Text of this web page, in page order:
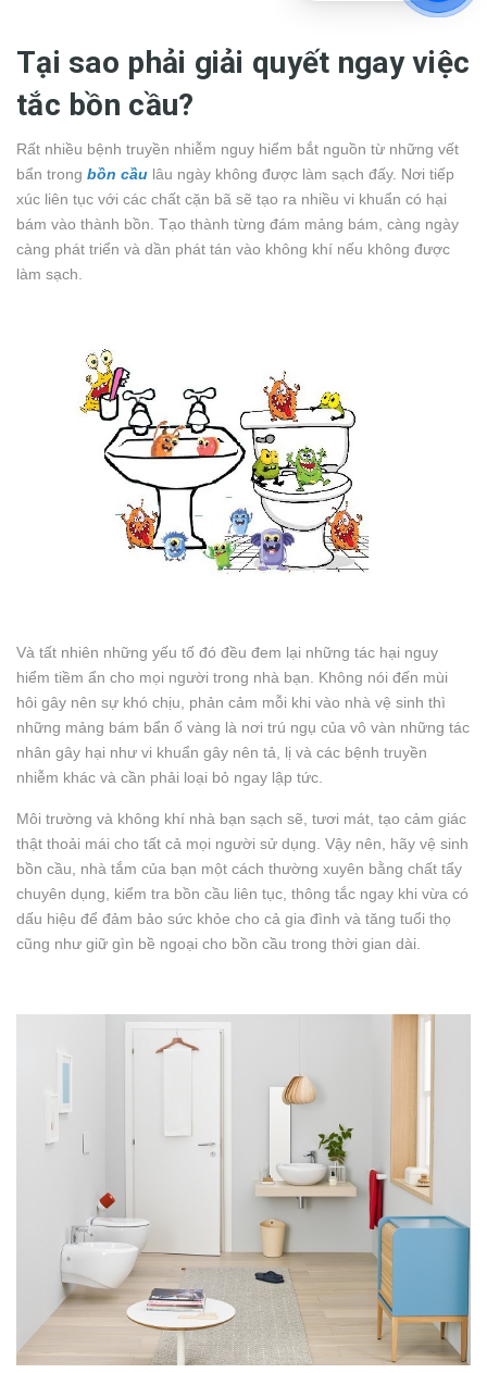
Tại sao phải giải quyết ngay việc
tắc bồn cầu?
Rất nhiều bệnh truyền nhiễm nguy hiểm bắt nguồn từ những vết
bẩn trong bồn cầu lâu ngày không được làm sạch đấy. Nơi tiếp
xúc liên tục với các chất cặn bã sẽ tạo ra nhiều vi khuẩn có hại
bám vào thành bồn. Tạo thành từng đám mảng bám, càng ngày
càng phát triển và dần phát tán vào không khí nếu không được
làm sạch.
Và tất nhiên những yếu tố đó đều đem lại những tác hại nguy
hiểm tiềm ẩn cho mọi người trong nhà bạn. Không nói đến mùi
hôi gây nên sự khó chịu, phản cảm mỗi khi vào nhà vệ sinh thì
những mảng bám bẩn ố vàng là nơi trú ngụ của vô vàn những tác
nhân gây hại như vi khuẩn gây nên tả, lị và các bệnh truyền
nhiễm khác và cần phải loại bỏ ngay lập tức.
Môi trường và không khí nhà bạn sạch sẽ, tươi mát, tạo cảm giác
thật thoải mái cho tất cả mọi người sử dụng. Vậy nên, hãy vệ sinh
bồn cầu, nhà tắm của bạn một cách thường xuyên bằng chất tẩy
chuyên dụng, kiểm tra bồn cầu liên tục, thông tắc ngay khi vừa có
dấu hiệu để đảm bảo sức khỏe cho cả gia đình và tăng tuổi thọ
cũng như giữ gìn bề ngoại cho bồn cầu trong thời gian dài.